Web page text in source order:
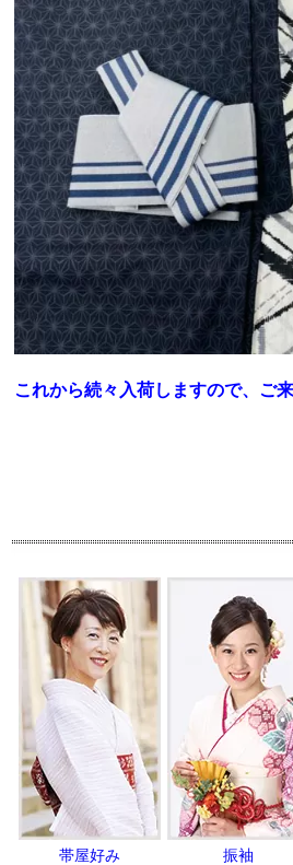
これから続々入荷しますので、ご
帯屋好み 振袖